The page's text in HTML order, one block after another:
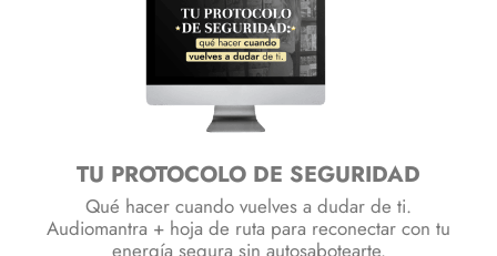
TU PROTOCOLO DE SEGURIDAD
Qué hacer cuando vuelves a dudar de ti.
Audiomantra + hoja de ruta para reconectar con tu
energía segura sin autosabotearte.